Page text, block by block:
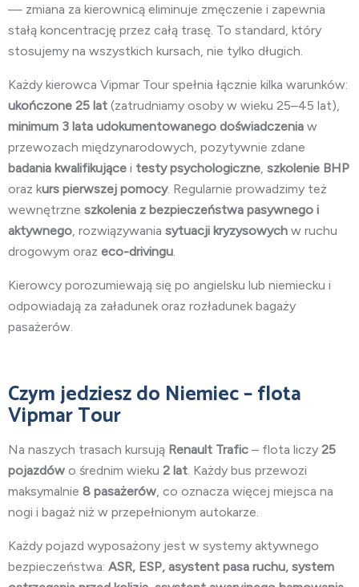
— zmiana za kierownicą eliminuje zmęczenie i zapewnia
stałą koncentrację przez całą trasę. To standard, który
stosujemy na wszystkich kursach, nie tylko długich.
Każdy kierowca Vipmar Tour spełnia łącznie kilka warunków:
ukończone 25 lat (zatrudniamy osoby w wieku 25–45 lat),
minimum 3 lata udokumentowanego doświadczenia w
przewozach międzynarodowych, pozytywnie zdane
badania kwalifikujące i testy psychologiczne szkolenie BHP
oraz kurs pierwszej pomocy. Regularnie prowadzimy też
wewnętrzne szkolenia z bezpieczeństwa pasywnego i
aktywnego , rozwiązywania sytuacji kryzysowych w ruchu
drogowym oraz eco-drivingu
Kierowcy porozumiewają się po angielsku lub niemiecku i
odpowiadają za załadunek oraz rozładunek bagaży
pasażerów.
Czym jedziesz do Niemiec – flota
Vipmar Tour
Na naszych trasach kursują Renault Trafic – flota liczy 25
pojazdów o średnim wieku 2 lat . Każdy bus przewozi
maksymalnie 8 pasażerów , co oznacza więcej miejsca na
nogi i bagaż niż w przepełnionym autokarze.
Każdy pojazd wyposażony jest w systemy aktywnego
bezpieczeństwa: ASR, ESP, asystent pasa ruchu, system